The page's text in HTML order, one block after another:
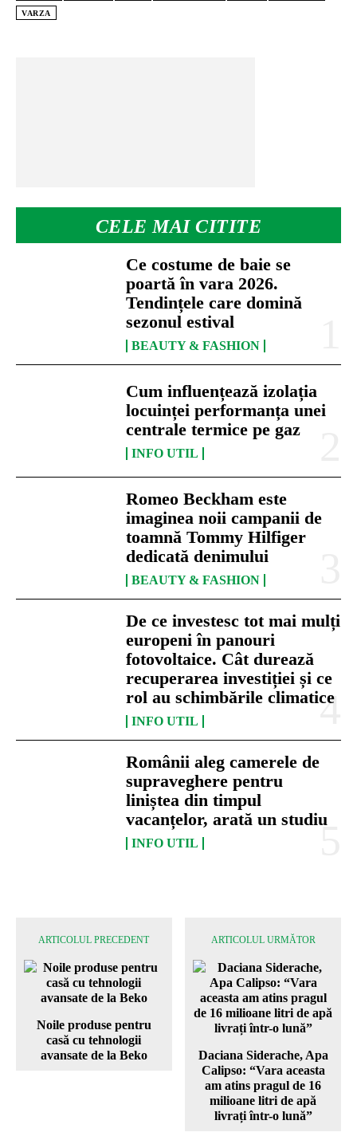
CELE MAI CITITE
Ce costume de baie se
poartă în vara 2026.
Tendințele care domină
sezonul estival
BEAUTY & FASHION
Cum influențează izolația
locuinței performanța unei
centrale termice pe gaz
INFO UTIL
Romeo Beckham este
imaginea noii campanii de
toamnă Tommy Hilfiger
dedicată denimului
BEAUTY & FASHION
De ce investesc tot mai mulți
europeni în panouri
fotovoltaice. Cât durează
recuperarea investiției și ce
rol au schimbările climatice
INFO UTIL
Românii aleg camerele de
supraveghere pentru
liniștea din timpul
vacanțelor, arată un studiu
INFO UTIL
VARZA
ARTICOLUL PRECEDENT
Noile produse pentru
casă cu tehnologii
avansate de la Beko
ARTICOLUL URMĂTOR
Daciana Siderache, Apa
Calipso: “Vara aceasta
am atins pragul de 16
milioane litri de apă
livrați într-o lună”